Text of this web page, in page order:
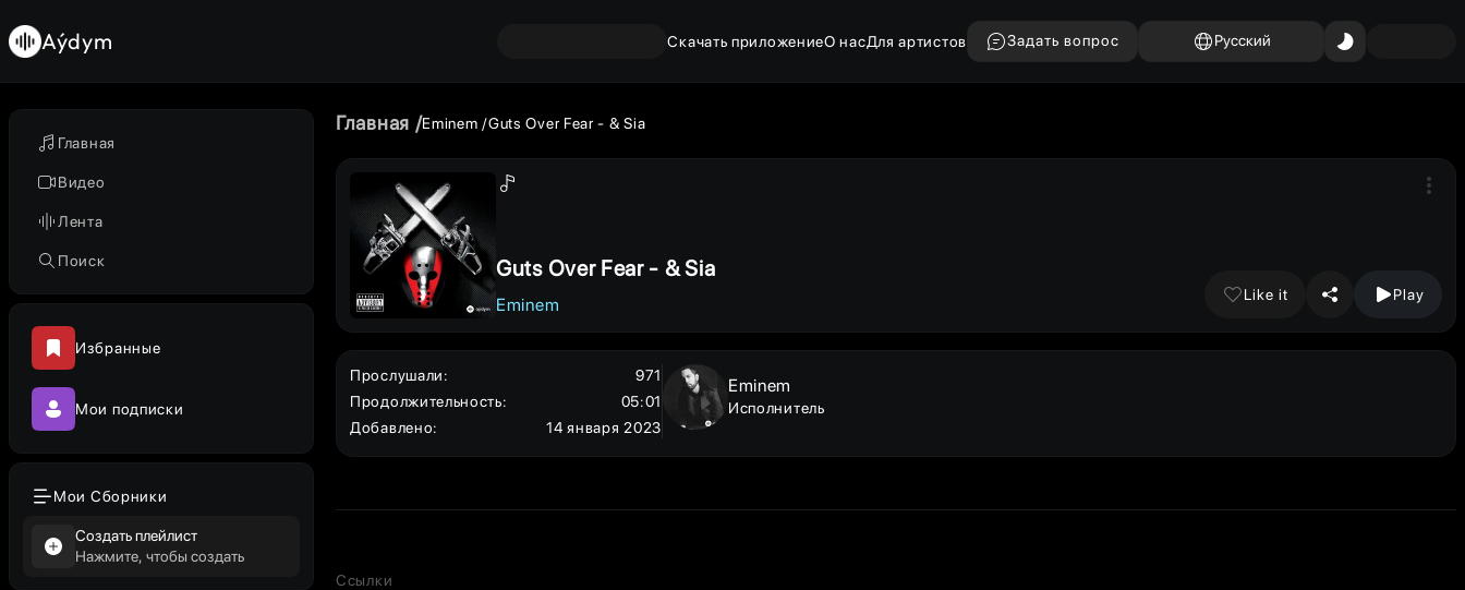
Главная
Видео
Лента
Поиск
Избранные
Мои подписки
Мои Сборники
Создать плейлист
Нажмите, чтобы создать
Aýdym Скачать приложениеО насДля артистов Задать вопрос Русский
Главная Eminem Guts Over Fear - & Sia
Guts Over Fear - & Sia
Eminem
Like it Play
Прослушали:
971
Продолжительность:
05:01
Добавлено: 14 января 2023
Eminem
Исполнитель
Ссылки